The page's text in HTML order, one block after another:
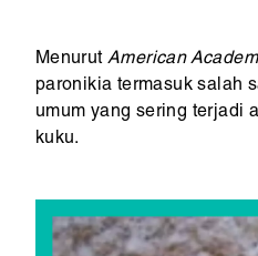
Menurut American
paronikia termasuk salah
umum yang sering terjadi
kuku.